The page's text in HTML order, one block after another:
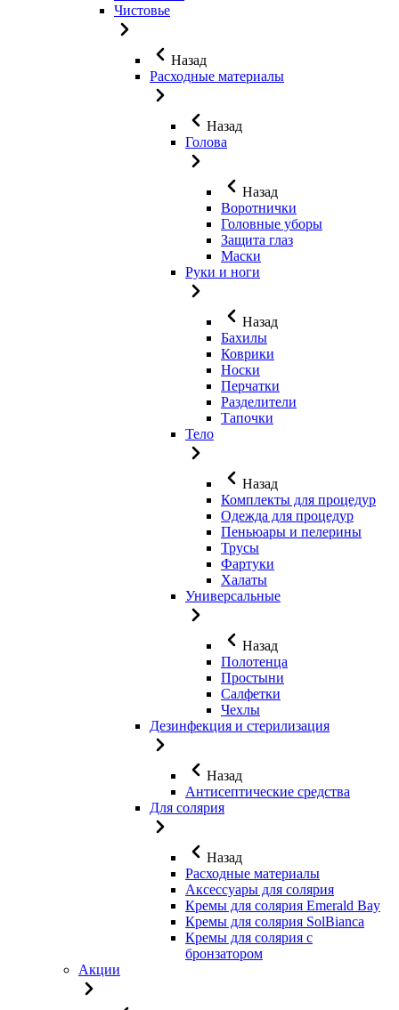
Чистовье
Назад
Расходные материалы
Назад
Голова
Назад
Воротнички
Головные уборы
Защита глаз
Маски
Руки и ноги
Назад
Бахилы
Коврики
Носки
Перчатки
Разделители
Тапочки
Тело
Назад
Комплекты для процедур
Одежда для процедур
Пеньюары и пелерины
Трусы
Фартуки
Халаты
Универсальные
Назад
Полотенца
Простыни
Салфетки
Чехлы
Дезинфекция и стерилизация
Назад
Антисептические средства
Для солярия
Назад
Расходные материалы
Аксессуары для солярия
Кремы для солярия Emerald Bay
Кремы для солярия SolBianca
Кремы для солярия с
бронзатором
Акции